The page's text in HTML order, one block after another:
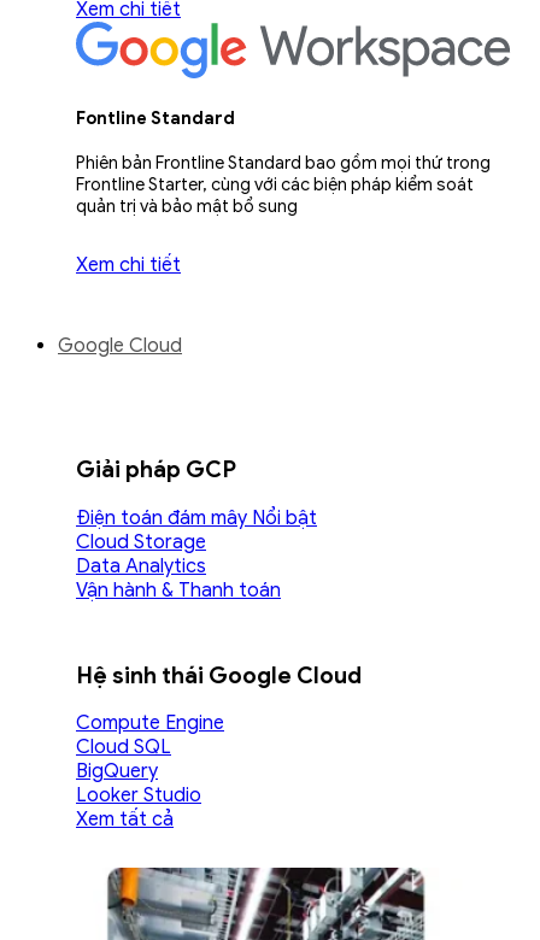
Xem chi tiết
Fontline Standard
Phiên bản Frontline Standard bao gồm mọi thứ trong
Frontline Starter, cùng với các biện pháp kiểm soát
quản trị và bảo mật bổ sung
Xem chi tiết
Google Cloud
Giải pháp GCP
Điện toán đám mây
Cloud Storage
Data Analytics
Vận hành & Thanh toán
Hệ sinh thái Google Cloud
Compute Engine
Cloud SQL
BigQuery
Looker Studio
Xem tất cả